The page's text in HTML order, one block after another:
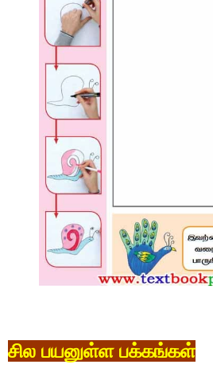
சில பயனுள்ள பக்கங்கள்